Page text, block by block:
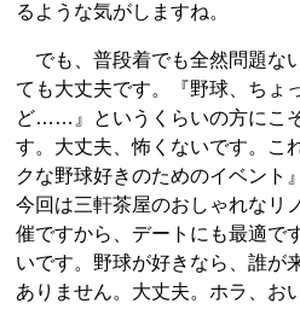
るような気がしますね。
でも、普段着でも全然問題な
ても大丈夫です。『野球、ちょ
ど……』というくらいの方にこ
す。大丈夫、怖くないです。こ
クな野球好きのためのイベント
今回は三軒茶屋のおしゃれなリ
催ですから、デートにも最適
いです。野球が好きなら、誰が
ありません。大丈夫。ホラ、お